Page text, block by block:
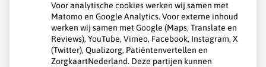
Over GHC
Voor analytische cookies werken wij samen met
Matomo en Google Analytics. Voor externe inhoud
werken wij samen met Google (Maps, Translate en
Reviews), YouTube, Vimeo, Facebook, Instagram, X
(Twitter), Qualizorg, Patiëntenvertellen en
ZorgkaartNederland. Deze partijen kunnen